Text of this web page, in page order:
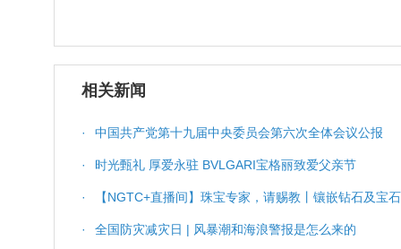
相关新闻
· 中国共产党第十九届中央委员会第六次全体会议公报
· 时光甄礼 厚爱永驻 BVLGARI宝格丽致爱父亲节
· 【NGTC+直播间】珠宝专家，请赐教丨镶嵌钻石及宝
· 全国防灾减灾日 | 风暴潮和海浪警报是怎么来的